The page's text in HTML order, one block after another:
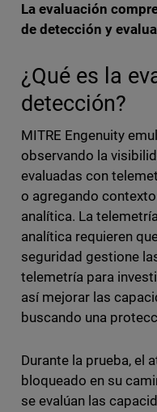
La evaluación
de detección y
¿Qué es la
detección?
MITRE Engenuity
observando la
evaluadas con
o agregando
analítica. La
analítica requieren
seguridad gestione
telemetría para
así mejorar las
buscando una
Durante la prueba, el
bloqueado en su
se evalúan las